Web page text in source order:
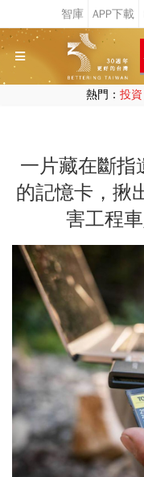
熱門： 投資
一片藏在斷指
的記憶卡，揪
害工程